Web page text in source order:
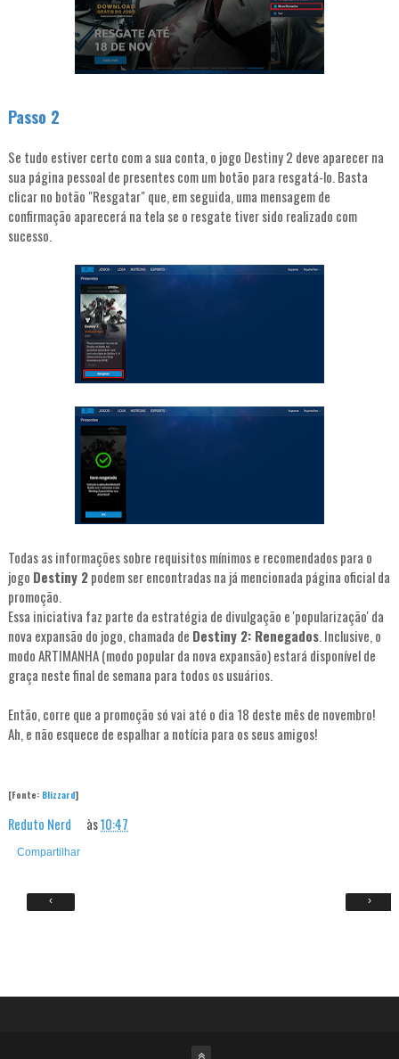
Passo 2
Se tudo estiver certo com a sua conta, o jogo Destiny 2 deve aparecer na
sua página pessoal de presentes com um botão para resgatá-lo. Basta
clicar no botão "Resgatar" que, em seguida, uma mensagem de
confirmação aparecerá na tela se o resgate tiver sido realizado com
sucesso.
Todas as informações sobre requisitos mínimos e recomendados para o
jogo Destiny 2podem ser encontradas na já mencionada página oficial da
promoção.
Essa iniciativa faz parte da estratégia de divulgação e 'popularização' da
nova expansão do jogo, chamada de Destiny 2: Renegados. Inclusive, o
modo ARTIMANHA (modo popular da nova expansão) estará disponível de
graça neste final de semana para todos os usuários.
Então, corre que a promoção só vai até o dia 18 deste mês de novembro!
Ah, e não esquece de espalhar a notícia para os seus amigos!
[Fonte: Blizzard]
Reduto Nerd às10:47
Compartilhar
‹ ›